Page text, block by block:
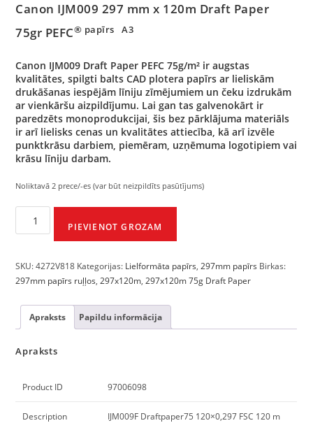
Canon IJM009 297 mm x 120m Draft Paper
75gr PEFC® papīrs A3
Canon IJM009 Draft Paper PEFC 75g/m² ir augstas
kvalitātes, spilgti balts CAD plotera papīrs ar lieliskām
drukāšanas iespējām līniju zīmējumiem un čeku izdrukām
ar vienkāršu aizpildījumu. Lai gan tas galvenokārt ir
paredzēts monoprodukcijai, šis bez pārklājuma materiāls
ir arī lielisks cenas un kvalitātes attiecība, kā arī izvēle
punktkrāsu darbiem, piemēram, uzņēmuma logotipiem vai
krāsu līniju darbam.
Noliktavā 2 prece/-es (var būt neizpildīts pasūtījums)
PIEVIENOT GROZAM
SKU:4272V818 Kategorijas: Lielformāta papīrs,297mm papīrs Birkas:
297mm papīrs ruļļos,297x120m,297x120m 75g Draft Paper
Apraksts Papildu informācija
Apraksts
Product ID 97006098
Description
IJM009F Draftpaper75 120×0,297 FSC 120 m